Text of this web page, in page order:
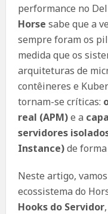
performance no
Horse sabe que a
sempre foram os
medida que os
arquiteturas de
contêineres e
tornam-se críticas:
real (APM)e a
servidores
Instance)de forma
Neste artigo,
ecossistema do
Hooks do Servidor,